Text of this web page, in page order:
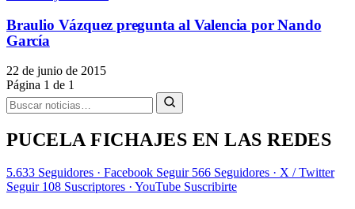
Braulio Vázquez pregunta al Valencia por Nando
García
22 de junio de 2015
Página 1 de 1
PUCELA FICHAJES EN LAS REDES
5.633 Seguidores · Facebook Seguir 566 Seguidores · X / Twitter
Seguir 108 Suscriptores · YouTube Suscribirte